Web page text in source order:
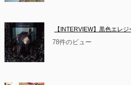
【INTERVIEW】黒色エレ
78件のビュー